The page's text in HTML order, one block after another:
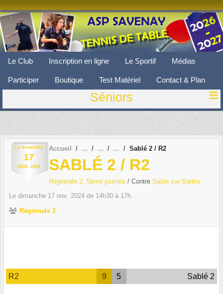
Le Club Inscription en ligne Le Sportif Médias
Participer Boutique Test Matériel Contact & Plan
Séniors
Le dimanche
17
NOV. 2024
Accueil Sablé 2 / R2
SABLÉ 2 / R2
Régionale 2, 5ème journée / Contre Sable sur Sarthe
Le dimanche 17 nov. 2024 de 14h30 à 17h
Régionale 2
R2 9 5 Sablé 2